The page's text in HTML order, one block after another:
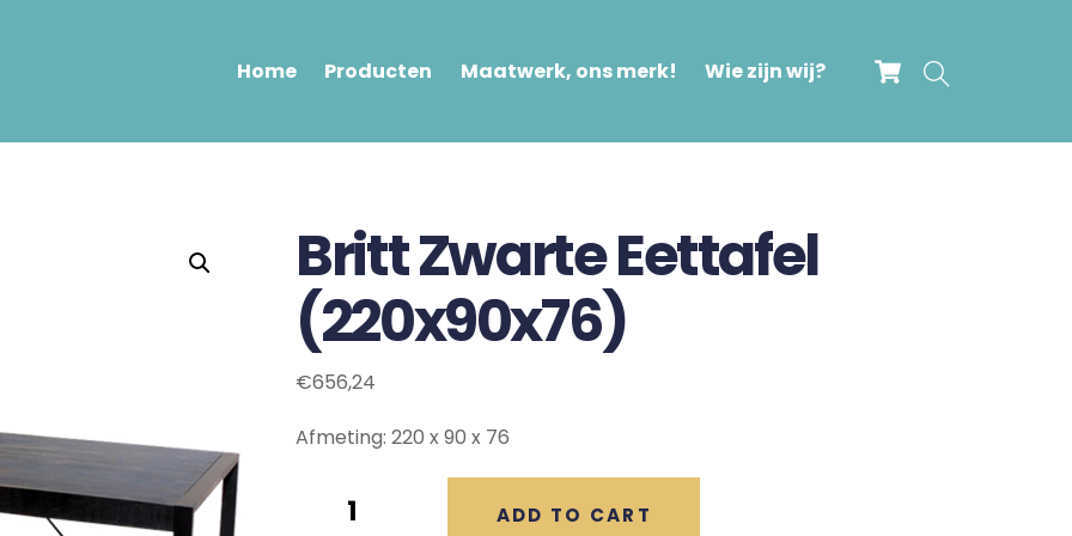
Cart
Home Producten Maatwerk, ons merk! Wie zijn wij?
Britt Zwarte Eettafel
(220x90x76)
€656,24
Afmeting: 220 x 90 x 76
Zwarte
ADD TO CART